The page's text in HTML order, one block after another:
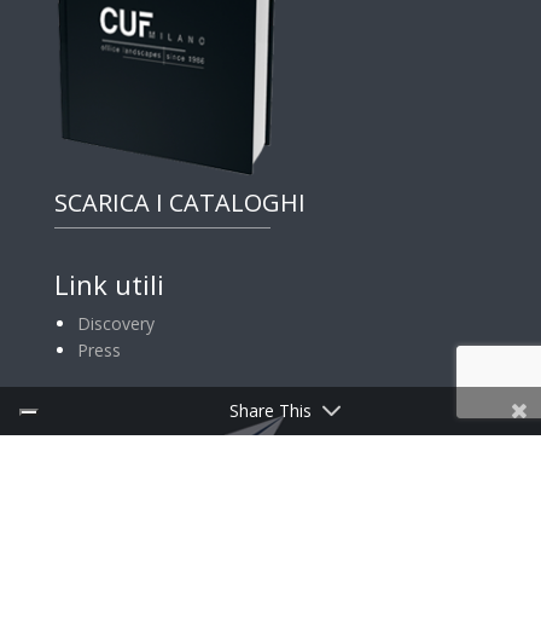
SCARICA I CATALOGHI
Link utili
Discovery
Press
Share This